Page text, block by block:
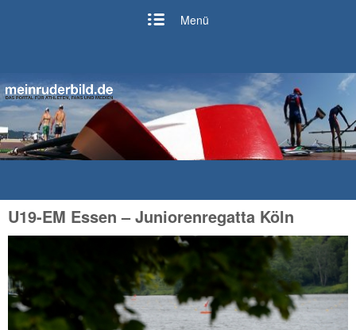
Menü
U19-EM Essen – Juniorenregatta Köln